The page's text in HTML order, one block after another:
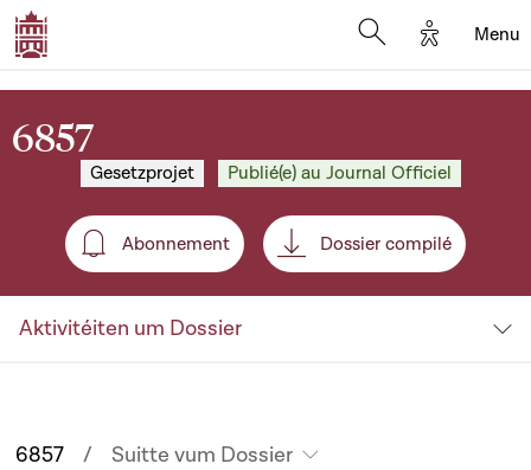
Options
Menu
6857
Gesetzprojet Publié(e) au Journal Officiel
Abonnement
Abonnement Dossier compilé
Aktivitéiten um Dossier
6857 Suitte vum Dossier